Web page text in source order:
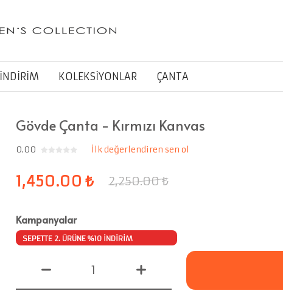
İNDİRİM KOLEKSİYONLAR ÇANTA
Gövde Çanta - Kırmızı Kanvas
0.00 İlk değerlendiren sen ol
2,250.00₺
1,450.00 ₺
Kampanyalar
SEPETTE 2. ÜRÜNE %10 İNDİRİM